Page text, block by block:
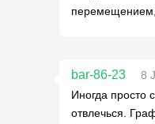
bar-86-23
8
Иногда просто
отвлечься.